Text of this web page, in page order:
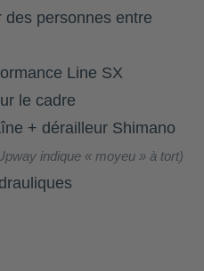
des personnes entre
Line SX
le cadre
+ dérailleur Shimano
indique « moyeu » à tort)